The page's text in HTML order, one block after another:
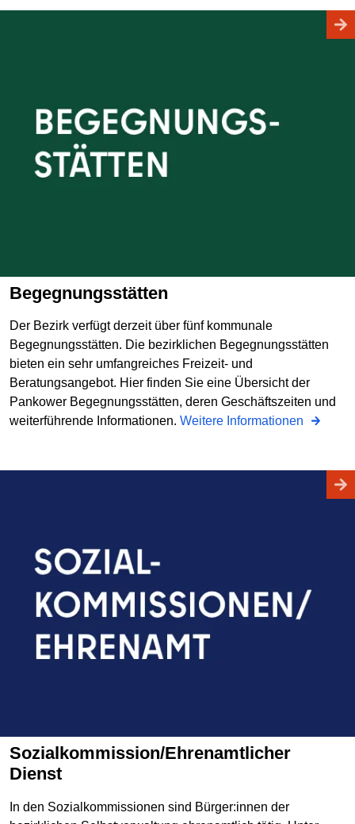
Begegnungsstätten
Der Bezirk verfügt derzeit über fünf kommunale
Begegnungsstätten. Die bezirklichen Begegnungsstätten
bieten ein sehr umfangreiches Freizeit- und
Beratungsangebot. Hier finden Sie eine Übersicht der
Pankower Begegnungsstätten, deren Geschäftszeiten und
weiterführende Informationen. Weitere Informationen
Sozialkommission/Ehrenamtlicher
Dienst
In den Sozialkommissionen sind Bürger:innen der